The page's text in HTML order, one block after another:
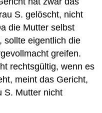
S. gelöscht, nicht
die Mutter selbst
sollte eigentlich die
greifen.
rechtsgültig, wenn es
meint das Gericht,
S. Mutter nicht